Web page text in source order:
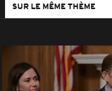
SUR LE MÊME THÈME